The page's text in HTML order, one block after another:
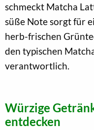
schmeckt Matcha
süße Note sorgt für
herb-frischen
den typischen
verantwortlich.
Würzige
entdecken